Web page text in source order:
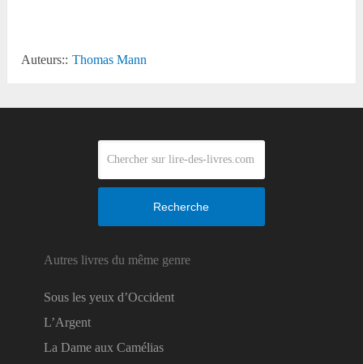
Auteurs:: Thomas Mann
Recherche
Autres livres du même genre
Sous les yeux d’Occident
L’Argent
La Dame aux Camélias